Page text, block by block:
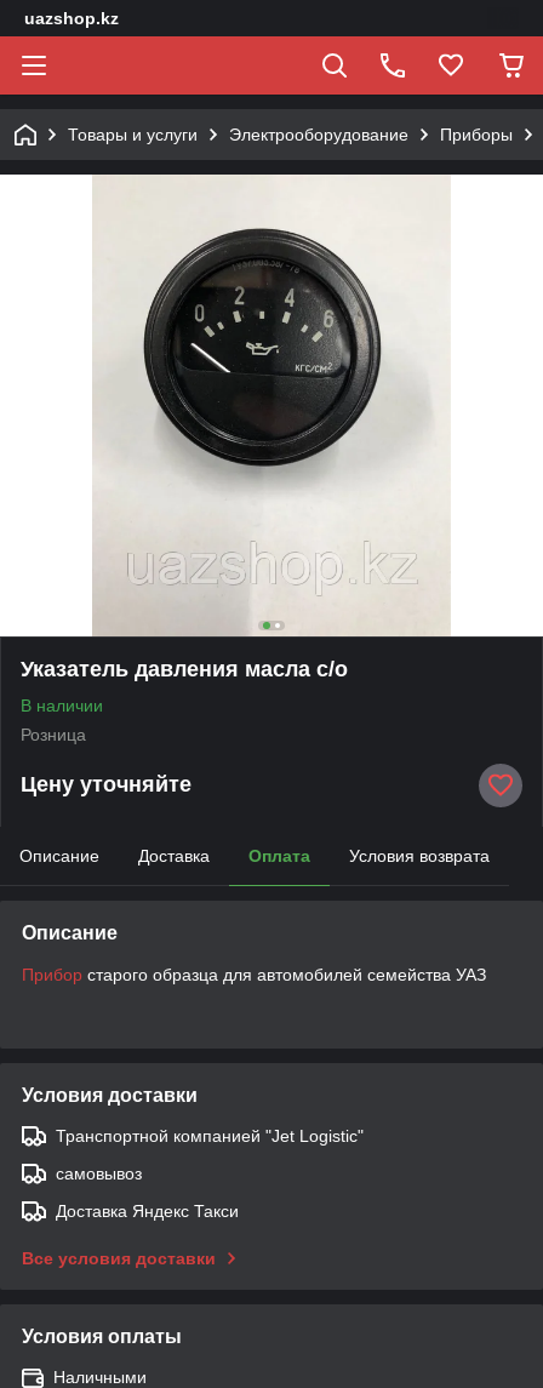
uazshop.kz
Товары и услуги Электрооборудование Приборы
Указатель давления масла с/о
В наличии
Розница
Цену уточняйте
Описание Доставка Оплата Условия возврата
Описание
Прибор старого образца для автомобилей семейства УАЗ
Условия доставки
Транспортной компанией "Jet Logistic"
самовывоз
Доставка Яндекс Такси
Все условия доставки
Условия оплаты
Наличными